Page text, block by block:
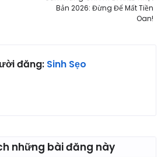
Bản 2026: Đừng Để Mất Tiền
Oan!
đăng: Sinh Sẹo
những bài đăng này